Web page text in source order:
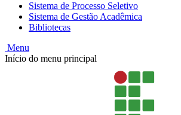
Sistema de Processo Seletivo
Sistema de Gestão Acadêmica
Bibliotecas
Menu
Início do menu principal